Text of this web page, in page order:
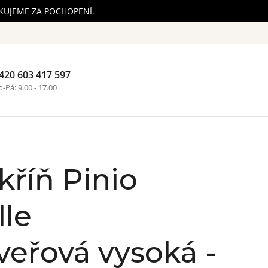
ZA POCHOPENÍ.
603 417 597
Pá: 9.00 - 17.00
Pinio
vysoká -